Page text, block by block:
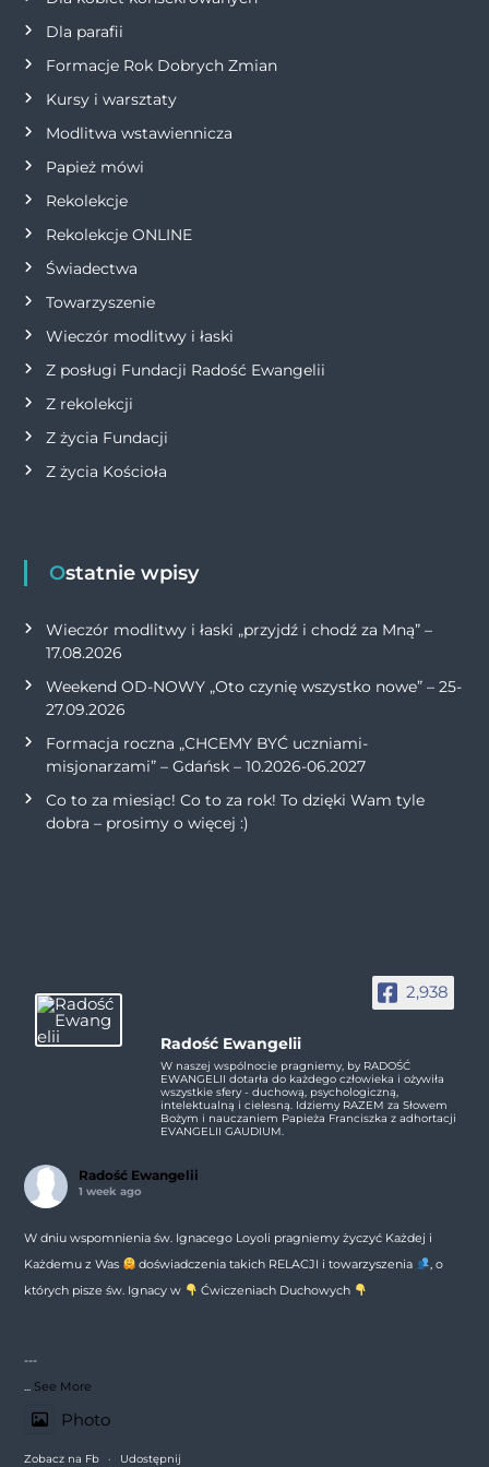
w
p
i
s
u
Dla parafii
Formacje Rok Dobrych Zmian
Kursy i warsztaty
Modlitwa wstawiennicza
Papież mówi
Rekolekcje
Rekolekcje ONLINE
Świadectwa
Towarzyszenie
Wieczór modlitwy i łaski
Z posługi Fundacji Radość Ewangelii
Z rekolekcji
Z życia Fundacji
Z życia Kościoła
Ostatnie wpisy
Wieczór modlitwy i łaski „przyjdź i chodź za Mną” –
17.08.2026
Weekend OD-NOWY „Oto czynię wszystko nowe” – 25-
27.09.2026
Formacja roczna „CHCEMY BYĆ uczniami-
misjonarzami” – Gdańsk – 10.2026-06.2027
Co to za miesiąc! Co to za rok! To dzięki Wam tyle
dobra – prosimy o więcej :)
2,938
Radość Ewangelii
W naszej wspólnocie pragniemy, by RADOŚĆ
EWANGELII dotarła do każdego człowieka i ożywiła
wszystkie sfery - duchową, psychologiczną,
intelektualną i cielesną. Idziemy RAZEM za Słowem
Bożym i nauczaniem Papieża Franciszka z adhortacji
EVANGELII GAUDIUM.
Radość Ewangelii
1 week ago
W dniu wspomnienia św. Ignacego Loyoli pragniemy życzyć Każdej i
Każdemu z Was
doświadczenia takich RELACJI i towarzyszenia
, o
których pisze św. Ignacy w
Ćwiczeniach Duchowych
---
See More
Photo
Zobacz na Fb · Udostępnij